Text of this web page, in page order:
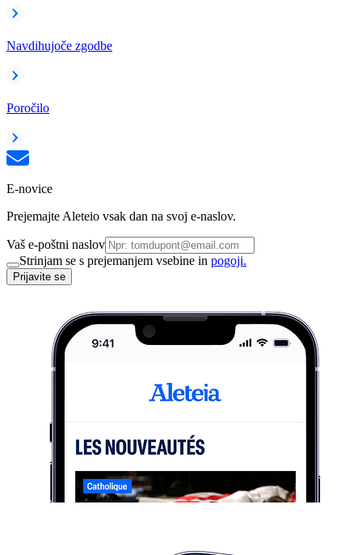
Navdihujoče zgodbe
Poročilo
E-novice
Prejemajte Aleteio vsak dan na svoj e-naslov.
Vaš e-poštni naslov
Strinjam se s prejemanjem vsebine in pogoji.
Prijavite se